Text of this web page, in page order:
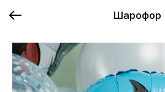
Шарофор